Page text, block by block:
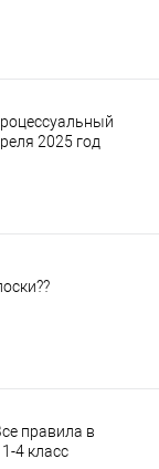
2025 год
правила в
4 класс